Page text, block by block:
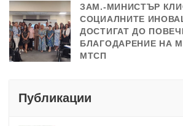
ЗАМ.-МИНИСТЪР
СОЦИАЛНИТЕ
ДОСТИГАТ ДО
БЛАГОДАРЕНИЕ НА
МТСП
Публикации